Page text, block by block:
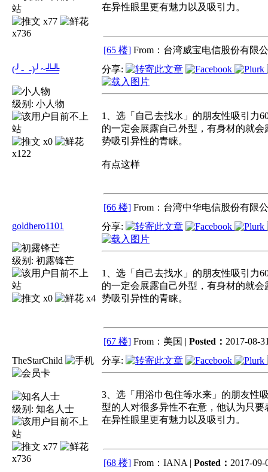
x77
x736
在异性眼里更有魅力以及吸引力。
[65 楼] From：台湾威宝电信股份有限
(╯-_-)╯~╩╩
级别: 小人物
x0
x122
分享:
1、选「自己去找水」的朋友性吸引力
的一定会展露自己外型，有身材的就
势吸引异性的青睐。
有点这样
[66 楼] From：台湾中华电信股份有限
goldhero1101
级别: 初露锋芒
x0 x4
分享:
1、选「自己去找水」的朋友性吸引力
的一定会展露自己外型，有身材的就
势吸引异性的青睐。
[67 楼] From：美国 | Posted： 2017-08-
TheStarChild
级别: 知名人士
x77
x736
分享:
3、选「用浴巾包住等水来」的朋友性
型的人对很多异性不在意，他认为只
在异性眼里更有魅力以及吸引力。
[68 楼] From：IANA | Posted： 2017-09-